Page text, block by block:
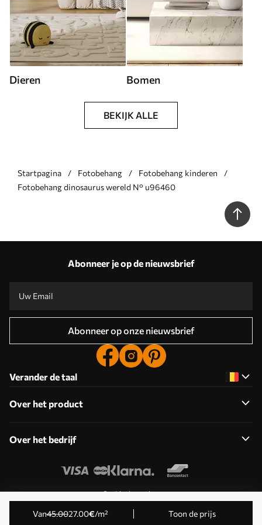
Van45.0027.00€/m² Toon de prijs
Dieren Bomen
BEKIJK ALLE
Startpagina Fotobehang
Fotobehang kinderen
Fotobehang dinosaurus wereld N° u96460
Abonneer je op de nieuwsbrief
Abonneer op onze nieuwsbrief
Verander de taal
Over het product
Over het bedrijf
Cookies bewerken
© 2011-2026 Uwalls . Alle rechten voorbehouden. Beheerd
door KLW Sp. z o.o. BTW-ID: PL9223057591.